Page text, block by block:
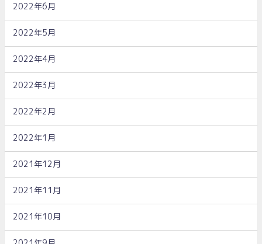
2022年6月
2022年5月
2022年4月
2022年3月
2022年2月
2022年1月
2021年12月
2021年11月
2021年10月